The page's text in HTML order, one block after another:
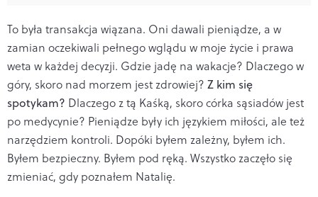
To była transakcja wiązana. Oni dawali pieniądze, a w
zamian oczekiwali pełnego wglądu w moje życie i prawa
weta w każdej decyzji. Gdzie jadę na wakacje? Dlaczego w
góry, skoro nad morzem jest zdrowiej? Z kim się
spotykam? Dlaczego z tą Kaśką, skoro córka sąsiadów jest
po medycynie? Pieniądze były ich językiem miłości, ale też
narzędziem kontroli. Dopóki byłem zależny, byłem ich.
Byłem bezpieczny. Byłem pod ręką. Wszystko zaczęło się
zmieniać, gdy poznałem Natalię.